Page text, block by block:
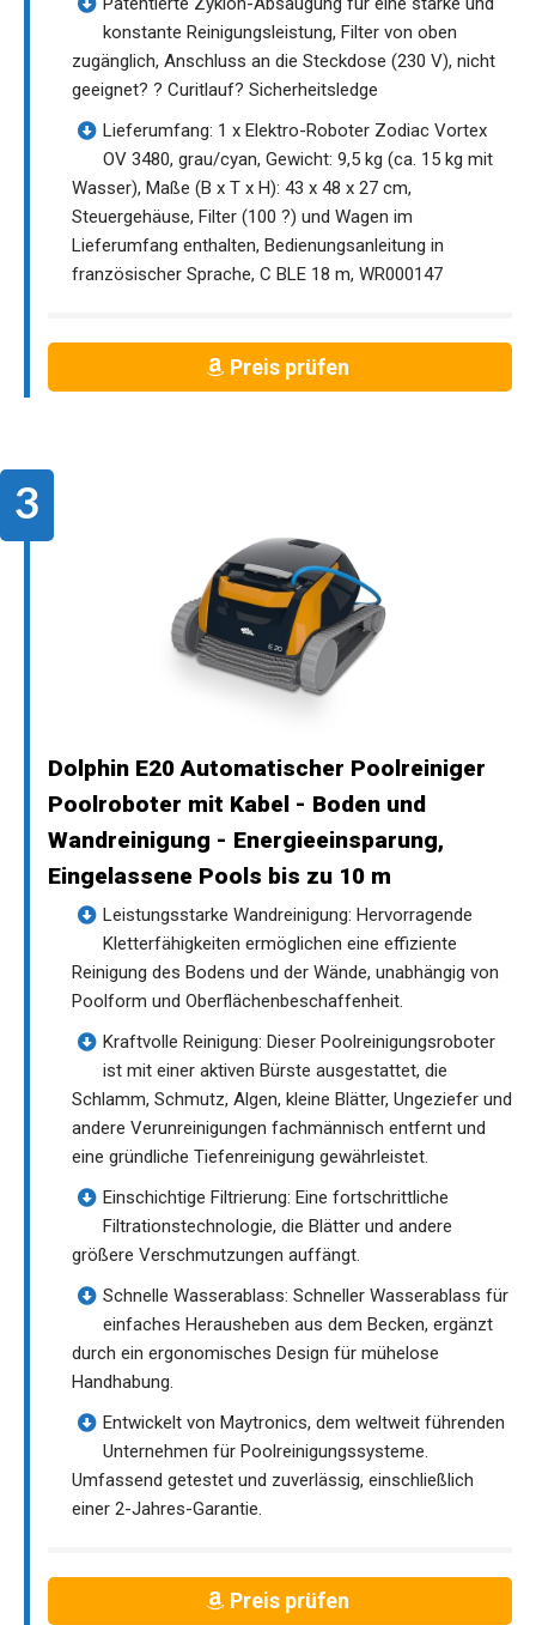
konstante Reinigungsleistung, Filter von oben
zugänglich, Anschluss an die Steckdose (230 V), nicht
geeignet? ? Curitlauf? Sicherheitsledge
Lieferumfang: 1 x Elektro-Roboter Zodiac Vortex
OV 3480, grau/cyan, Gewicht: 9,5 kg (ca. 15 kg mit
Wasser), Maße (B x T x H): 43 x 48 x 27 cm,
Steuergehäuse, Filter (100 ?) und Wagen im
Lieferumfang enthalten, Bedienungsanleitung in
französischer Sprache, C BLE 18 m, WR000147
Preis prüfen
Dolphin E20 Automatischer Poolreiniger
Poolroboter mit Kabel - Boden und
Wandreinigung - Energieeinsparung,
Eingelassene Pools bis zu 10 m
Leistungsstarke Wandreinigung: Hervorragende
Kletterfähigkeiten ermöglichen eine effiziente
Reinigung des Bodens und der Wände, unabhängig von
Poolform und Oberflächenbeschaffenheit.
Kraftvolle Reinigung: Dieser Poolreinigungsroboter
ist mit einer aktiven Bürste ausgestattet, die
Schlamm, Schmutz, Algen, kleine Blätter, Ungeziefer und
andere Verunreinigungen fachmännisch entfernt und
eine gründliche Tiefenreinigung gewährleistet.
Einschichtige Filtrierung: Eine fortschrittliche
Filtrationstechnologie, die Blätter und andere
größere Verschmutzungen auffängt.
Schnelle Wasserablass: Schneller Wasserablass für
einfaches Herausheben aus dem Becken, ergänzt
durch ein ergonomisches Design für mühelose
Handhabung.
Entwickelt von Maytronics, dem weltweit führenden
Unternehmen für Poolreinigungssysteme.
Umfassend getestet und zuverlässig, einschließlich
einer 2-Jahres-Garantie.
Preis prüfen